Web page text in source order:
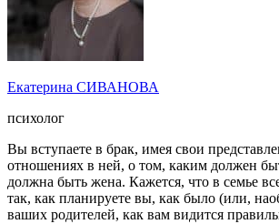
Екатерина СИВАНОВА
психолог
Вы вступаете в брак, имея свои
отношениях в ней, о том, каким должен
должна быть жена. Кажется, что в семье
так, как планируете вы, как было (или,
ваших родителей, как вам видится